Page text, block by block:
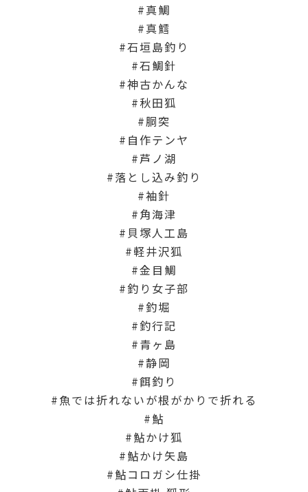
真鯛
真鱈
石垣島釣り
石鯛針
神古かんな
秋田狐
胴突
自作テンヤ
芦ノ湖
落とし込み釣り
袖針
角海津
貝塚人工島
軽井沢狐
金目鯛
釣り女子部
釣堀
釣行記
青ヶ島
静岡
餌釣り
魚では折れないが根がかりで折れる
鮎
鮎かけ狐
鮎かけ矢島
鮎コロガシ仕掛